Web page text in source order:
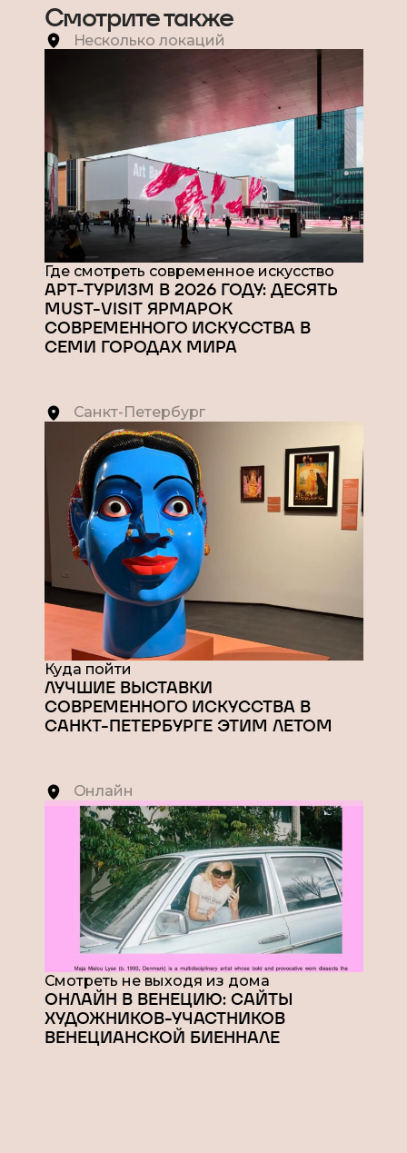
Смотрите также
Несколько локаций
Где смотреть современное искусство
АРТ-ТУРИЗМ В 2026 ГОДУ: ДЕСЯТЬ
MUST-VISIT ЯРМАРОК
СОВРЕМЕННОГО ИСКУССТВА В
СЕМИ ГОРОДАХ МИРА
Санкт-Петербург
Куда пойти
ЛУЧШИЕ ВЫСТАВКИ
СОВРЕМЕННОГО ИСКУССТВА В
САНКТ-ПЕТЕРБУРГЕ ЭТИМ ЛЕТОМ
Онлайн
Смотреть не выходя из дома
ОНЛАЙН В ВЕНЕЦИЮ: САЙТЫ
ХУДОЖНИКОВ-УЧАСТНИКОВ
ВЕНЕЦИАНСКОЙ БИЕННАЛЕ